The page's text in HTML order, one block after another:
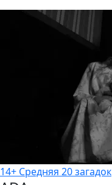
14+ Cредняя 20 загадок